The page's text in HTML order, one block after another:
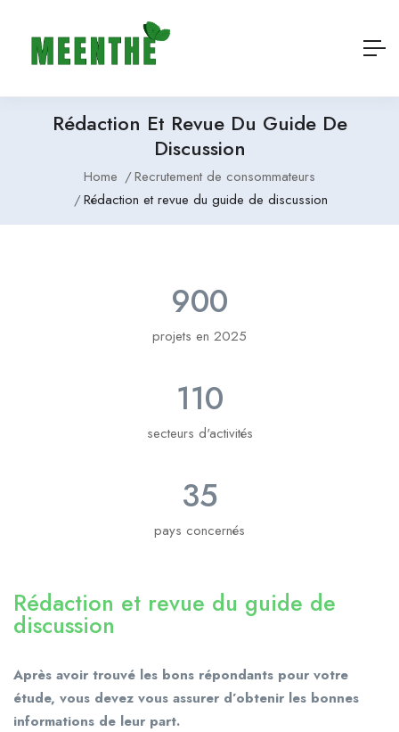
Rédaction Et Revue Du Guide De
Discussion
Home
Recrutement de consommateurs
Rédaction et revue du guide de discussion
projets en 2025
900
secteurs d'activités
110
pays concernés
35
Rédaction et revue du guide de
discussion ​
Après avoir trouvé les bons répondants pour votre
étude, vous devez vous assurer d’obtenir les bonnes
informations de leur part.